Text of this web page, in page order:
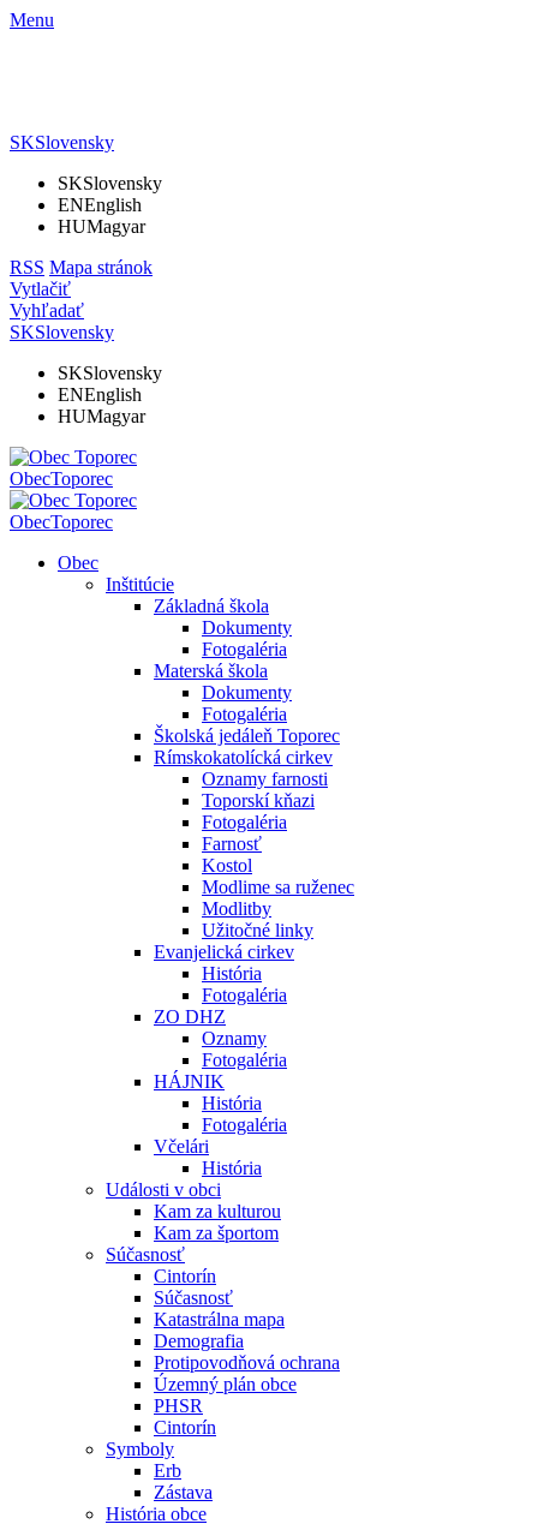
Menu
SKSlovensky
SKSlovensky
ENEnglish
HUMagyar
RSS Mapa stránok
Vytlačiť
Vyhľadať
SKSlovensky
SKSlovensky
ENEnglish
HUMagyar
ObecToporec
ObecToporec
Obec
Inštitúcie
Základná škola
Dokumenty
Fotogaléria
Materská škola
Dokumenty
Fotogaléria
Školská jedáleň Toporec
Rímskokatolícká cirkev
Oznamy farnosti
Toporskí kňazi
Fotogaléria
Farnosť
Kostol
Modlime sa ruženec
Modlitby
Užitočné linky
Evanjelická cirkev
História
Fotogaléria
ZO DHZ
Oznamy
Fotogaléria
HÁJNIK
História
Fotogaléria
Včelári
História
Události v obci
Kam za kulturou
Kam za športom
Súčasnosť
Cintorín
Súčasnosť
Katastrálna mapa
Demografia
Protipovodňová ochrana
Územný plán obce
PHSR
Cintorín
Symboly
Erb
Zástava
História obce